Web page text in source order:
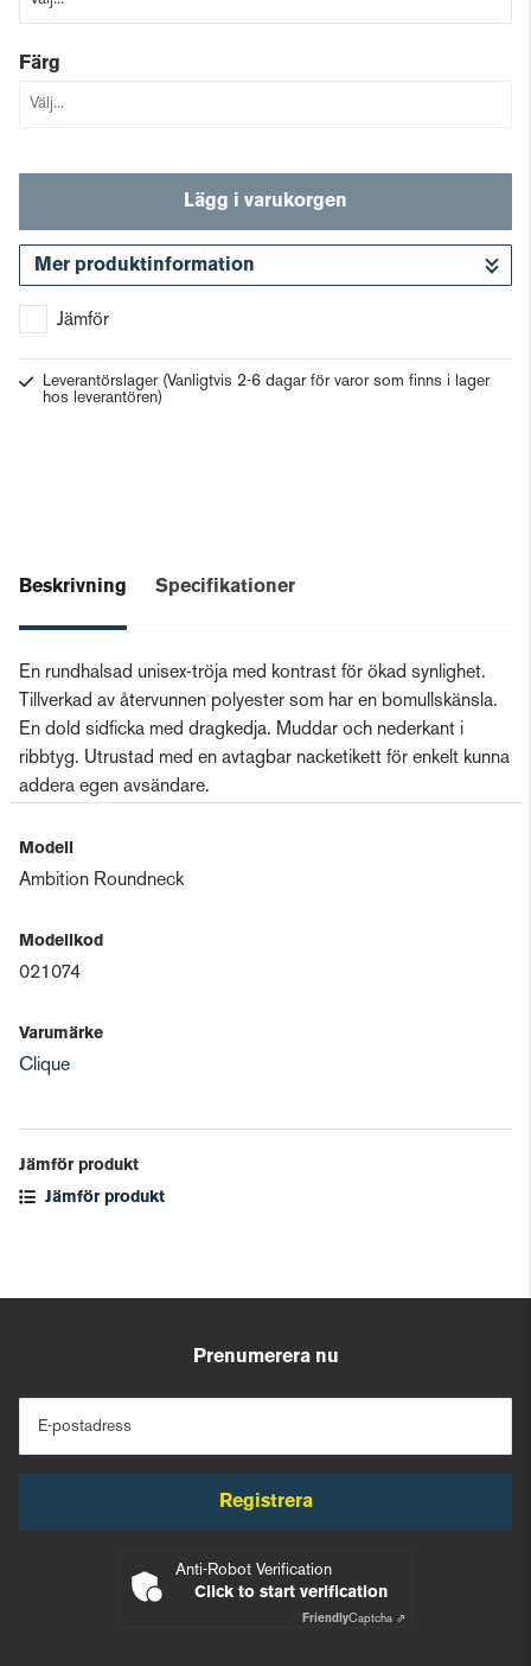
Färg
Lägg i varukorgen
Mer produktinformation
Jämför
Leverantörslager (Vanligtvis 2-6 dagar för varor som finns i lager
hos leverantören)
Beskrivning Specifikationer
En rundhalsad unisex-tröja med kontrast för ökad synlighet.
Tillverkad av återvunnen polyester som har en bomullskänsla.
En dold sidficka med dragkedja. Muddar och nederkant i
ribbtyg. Utrustad med en avtagbar nacketikett för enkelt kunna
addera egen avsändare.
Modell
Ambition Roundneck
Modellkod
021074
Varumärke
Clique
Jämför produkt
Jämför produkt
Prenumerera nu
E-postadress
Registrera
Anti-Robot Verification
Click to start verification
FriendlyCaptcha ⇗